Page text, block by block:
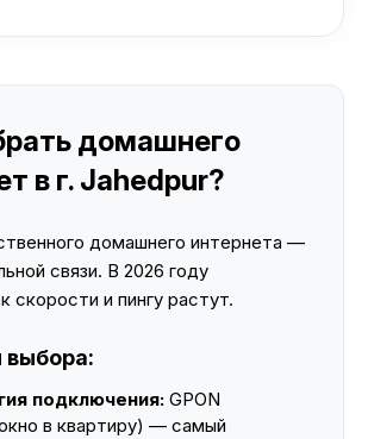
домашнего
в г. Jahedpur?
домашнего интернета —
связи. В 2026 году
скорости и пингу растут.
выбора:
подключения: GPON
в квартиру) — самый